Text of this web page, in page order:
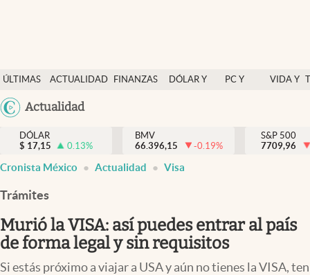
ÚLTIMAS
NOTICIAS
ACTUALIDAD
FINANZAS
DÓLAR Y
PC Y
VIDA Y
México
Actualidad
Actualidad
Finanzas y economía
Dólar y mercados
Pc y celular
Vida y estilo
DÓLAR
$ 17,15 0.13%
BMV
66.396,15
-0.19%
S&P 500
7709,96
Cronista México Actualidad Visa
Trámites
Murió la VISA: así puedes entrar al país
de forma legal y sin requisitos
Si estás próximo a viajar a USA y aún no tienes la VISA, ten